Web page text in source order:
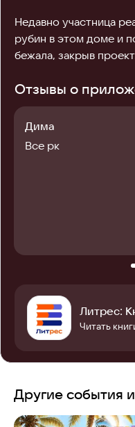
Недавно участница
рубин в этом доме и
бежала, закрыв
Отзывы о
Дима
Все рк
Другие события